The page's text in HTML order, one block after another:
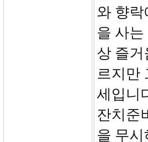
와 향
을 사
상 즐
르지만
세입니
잔치준
을 무